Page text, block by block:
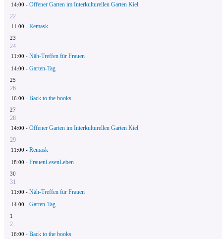
14:00 - Offener Garten im Interkulturellen Garten Kiel
22
11:00 - Remask
23
24
11:00 - Näh-Treffen für Frauen
14:00 - Garten-Tag
25
26
16:00 - Back to the books
27
28
14:00 - Offener Garten im Interkulturellen Garten Kiel
29
11:00 - Remask
18:00 - FrauenLesenLeben
30
31
11:00 - Näh-Treffen für Frauen
14:00 - Garten-Tag
1
2
16:00 - Back to the books